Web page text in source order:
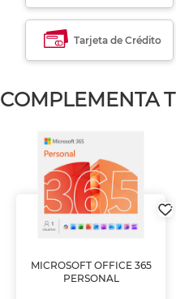
Tarjeta de Crédito
COMPLEMENTA
MICROSOFT OFFICE 365
PERSONAL